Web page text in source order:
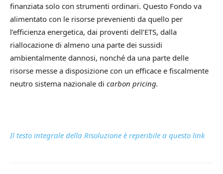
finanziata solo con strumenti ordinari. Questo Fondo va
alimentato con le risorse prevenienti da quello per
l’efficienza energetica, dai proventi dell’ETS, dalla
riallocazione di almeno una parte dei sussidi
ambientalmente dannosi, nonché da una parte delle
risorse messe a disposizione con un efficace e fiscalmente
neutro sistema nazionale di carbon pricing.
Il testo integrale della Risoluzione è reperibile a questo link